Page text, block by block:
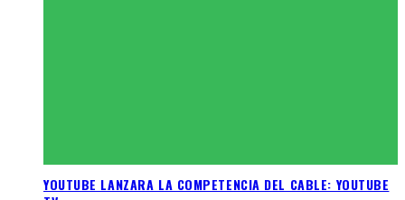
YOUTUBE LANZARA LA COMPETENCIA DEL CABLE: YOUTUBE